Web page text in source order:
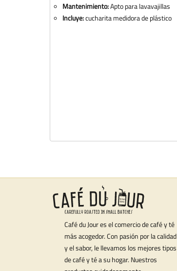
Mantenimiento:Apto para lavavajillas
Incluye:cucharita medidora de plástico
Café du Jour es el comercio de café y té
más acogedor. Con pasión por la calidad
y el sabor, le llevamos los mejores tipos
de café y té a su hogar. Nuestros